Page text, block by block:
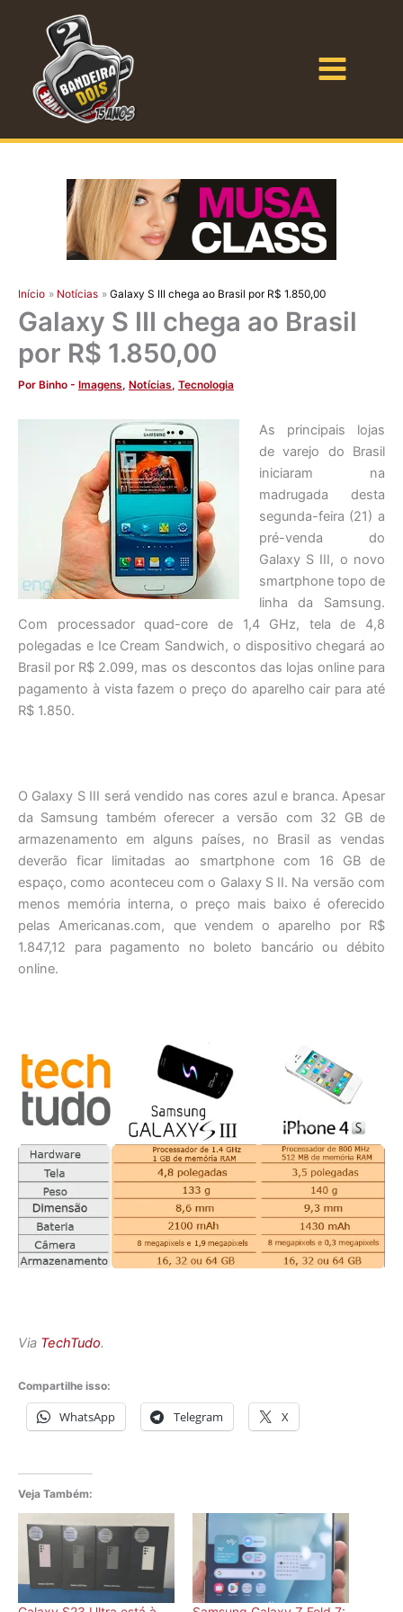
conteúdo
Início Notícias Galaxy S III chega ao Brasil por R$ 1.850,00
Galaxy S III chega ao Brasil
por R$ 1.850,00
Por Binho - Imagens, Notícias, Tecnologia
As principais lojas
de varejo do Brasil
iniciaram na
madrugada desta
segunda-feira (21) a
pré-venda do
Galaxy S III, o novo
smartphone topo de
linha da Samsung.
Com processador quad-core de 1,4 GHz, tela de 4,8
polegadas e Ice Cream Sandwich, o dispositivo chegará ao
Brasil por R$ 2.099, mas os descontos das lojas online para
pagamento à vista fazem o preço do aparelho cair para até
R$ 1.850.
O Galaxy S III será vendido nas cores azul e branca. Apesar
da Samsung também oferecer a versão com 32 GB de
armazenamento em alguns países, no Brasil as vendas
deverão ficar limitadas ao smartphone com 16 GB de
espaço, como aconteceu com o Galaxy S II. Na versão com
menos memória interna, o preço mais baixo é oferecido
pelas Americanas.com, que vendem o aparelho por R$
1.847,12 para pagamento no boleto bancário ou débito
online.
Via TechTudo.
Compartilhe isso:
WhatsApp Telegram X
Veja Também: